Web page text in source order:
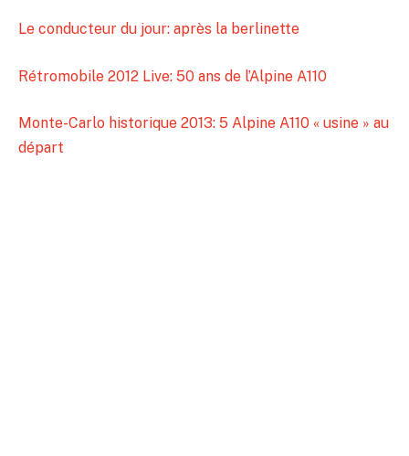
Le conducteur du jour: après la berlinette
Rétromobile 2012 Live: 50 ans de l’Alpine A110
Monte-Carlo historique 2013: 5 Alpine A110 « usine » au
départ